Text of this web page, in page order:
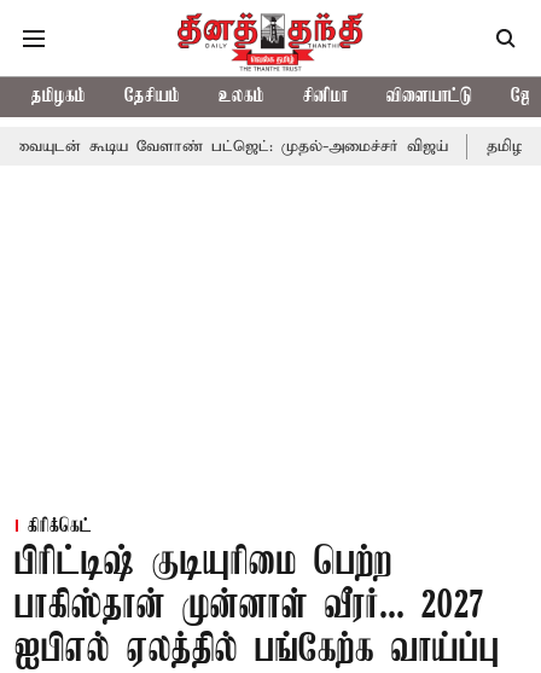
தமிழகம் தேசியம் உலகம் சினிமா விளையாட்டு
கூடிய வேளாண் பட்ஜெட்: முதல்-அமைச்சர் விஜய் தமிழக
கிரிக்கெட்
பிரிட்டிஷ் குடியுரிமை பெற்ற
பாகிஸ்தான் முன்னாள் வீரர்... 2027
ஐபிஎல் ஏலத்தில் பங்கேற்க வாய்ப்பு